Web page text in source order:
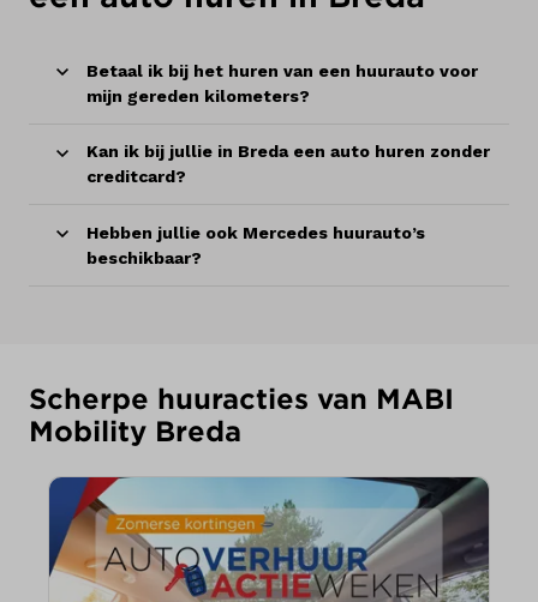
Betaal ik bij het huren van een huurauto voor
mijn gereden kilometers?
Kan ik bij jullie in Breda een auto huren zonder
creditcard?
Hebben jullie ook Mercedes huurauto’s
beschikbaar?
Scherpe huuracties van MABI
Mobility Breda